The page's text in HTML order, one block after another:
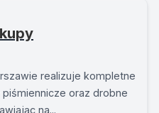
realizuje kompletne
oraz drobne
na...